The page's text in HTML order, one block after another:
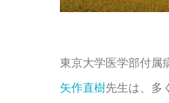
東京大学医学部付属
矢作直樹先生は、多